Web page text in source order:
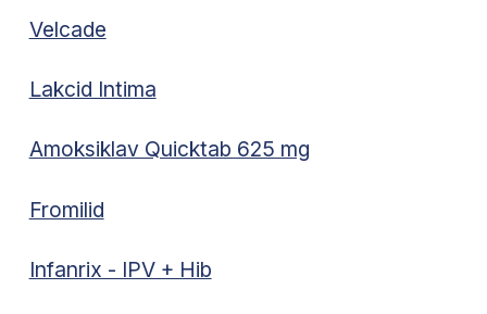
Velcade
Lakcid Intima
Amoksiklav Quicktab 625 mg
Fromilid
Infanrix - IPV + Hib